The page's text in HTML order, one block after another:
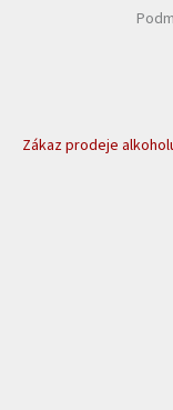
Zákaz prodeje